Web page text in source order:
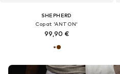
SHEPHERD
Copat 'ANTON'
99,90 €